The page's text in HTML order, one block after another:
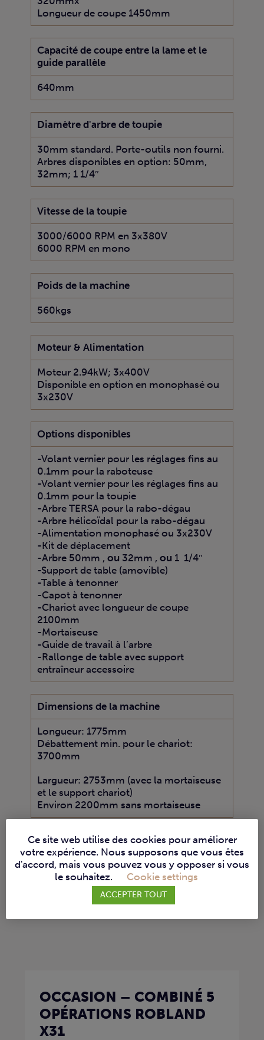
Longueur de coupe 1450mm
Capacité de coupe entre la lame et le
guide parallèle
640mm
Diamètre d'arbre de toupie
30mm standard. Porte-outils non fourni.
Arbres disponibles en option: 50mm,
32mm; 1 1/4″
Vitesse de la toupie
3000/6000 RPM en 3x380V
6000 RPM en mono
Poids de la machine
560kgs
Moteur & Alimentation
Moteur 2.94kW; 3x400V
Disponible en option en monophasé ou
3x230V
Options disponibles
-Volant vernier pour les réglages fins au
0.1mm pour la raboteuse
-Volant vernier pour les réglages fins au
0.1mm pour la toupie
-Arbre TERSA pour la rabo-dégau
-Arbre hélicoïdal pour la rabo-dégau
-Alimentation monophasé ou 3x230V
-Kit de déplacement
-Arbre 50mm , ou 32mm , ou 1 1/4″
-Support de table (amovible)
-Table à tenonner
-Capot à tenonner
-Chariot avec longueur de coupe
2100mm
-Mortaiseuse
-Guide de travail à l’arbre
-Rallonge de table avec support
entraîneur accessoire
Dimensions de la machine
Longueur: 1775mm
Débattement min. pour le chariot:
3700mm
Largueur: 2753mm (avec la mortaiseuse
et le support chariot)
Environ 2200mm sans mortaiseuse
Machines similaires :
OCCASION – COMBINÉ 5
OPÉRATIONS ROBLAND
X31
Ce site web utilise des cookies pour améliorer
votre expérience. Nous supposons que vous êtes
d'accord, mais vous pouvez vous y opposer si vous
le souhaitez.
Cookie settings
ACCEPTER TOUT